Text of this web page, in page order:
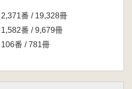
2,371番 / 19,328冊
1,582番 / 9,679冊
106番 / 781冊